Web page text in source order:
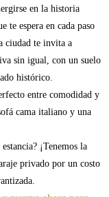
en la historia
te espera en cada paso
ciudad te invita a
sin igual, con un suelo
histórico.
entre comodidad y
cama italiano y una
¡Tenemos la
privado por un costo